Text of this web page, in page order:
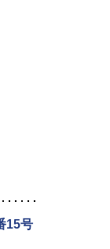
15号